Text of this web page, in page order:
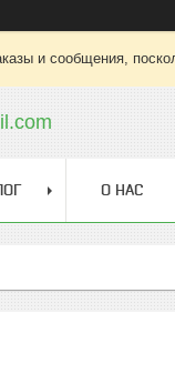
и сообщения,
О НАС